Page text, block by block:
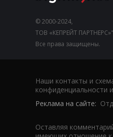
© 2000-2024,
ТОВ «КЕПРЕЙТ
Все права защищены.
Наши контакты и
конфиденциальности
Реклама на сайте:
Оставляя